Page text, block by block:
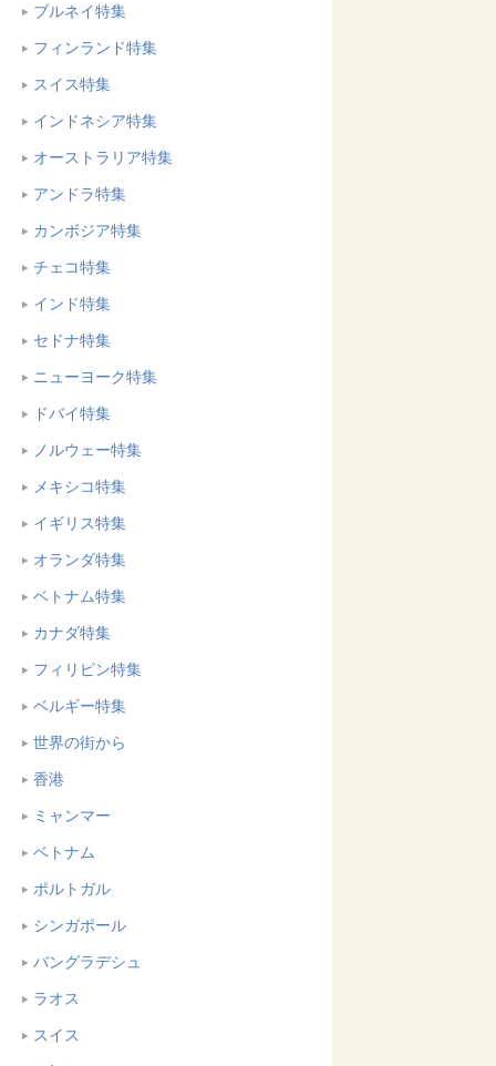
ブルネイ特集
フィンランド特集
スイス特集
インドネシア特集
オーストラリア特集
アンドラ特集
カンボジア特集
チェコ特集
インド特集
セドナ特集
ニューヨーク特集
ドバイ特集
ノルウェー特集
メキシコ特集
イギリス特集
オランダ特集
ベトナム特集
カナダ特集
フィリピン特集
ベルギー特集
世界の街から
香港
ミャンマー
ベトナム
ポルトガル
シンガポール
バングラデシュ
ラオス
スイス